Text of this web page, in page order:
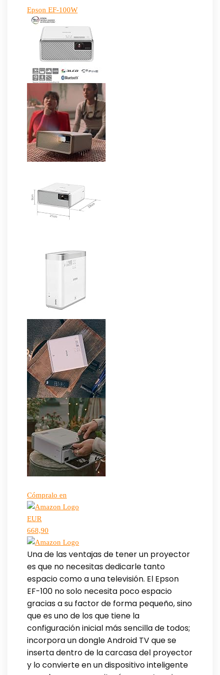
Epson EF-100W
Cómpralo en
EUR
668,90
Una de las ventajas de tener un proyector
es que no necesitas dedicarle tanto
espacio como a una televisión. El Epson
EF-100 no solo necesita poco espacio
gracias a su factor de forma pequeño, sino
que es uno de los que tiene la
configuración inicial más sencilla de todos;
incorpora un dongle Android TV que se
inserta dentro de la carcasa del proyector
y lo convierte en un dispositivo inteligente